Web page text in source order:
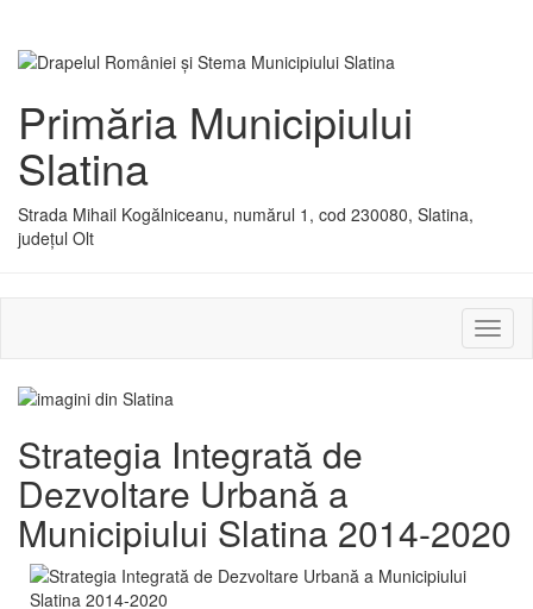
Primăria Municipiului
Slatina
Strada Mihail Kogălniceanu, numărul 1, cod 230080, Slatina,
județul Olt
sau
Strategia Integrată de
Dezvoltare Urbană a
Municipiului Slatina 2014-2020